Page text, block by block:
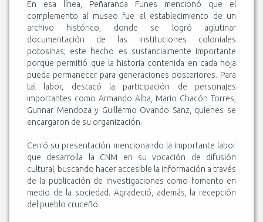
En esa línea, Peñaranda Funes mencionó que el
complemento al museo fue el establecimiento de un
archivo histórico, donde se logró aglutinar
documentación de las instituciones coloniales
potosinas; este hecho es sustancialmente importante
porque permitió que la historia contenida en cada hoja
pueda permanecer para generaciones posteriores. Para
tal labor, destacó la participación de personajes
importantes como Armando Alba, Mario Chacón Torres,
Gunnar Mendoza y Guillermo Ovando Sanz, quienes se
encargaron de su organización.
Cerró su presentación mencionando la importante labor
que desarrolla la CNM en su vocación de difusión
cultural, buscando hacer accesible la información a través
de la publicación de investigaciones como fomento en
medio de la sociedad. Agradeció, además, la recepción
del pueblo cruceño.